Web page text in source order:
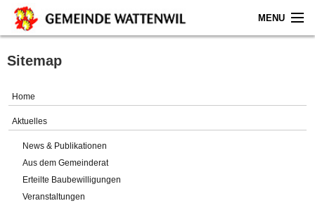
MENU
Home
Gemeinde
Verwaltung
Sitemap
Home
Aktuelles
News & Publikationen
Aus dem Gemeinderat
Erteilte Baubewilligungen
Veranstaltungen